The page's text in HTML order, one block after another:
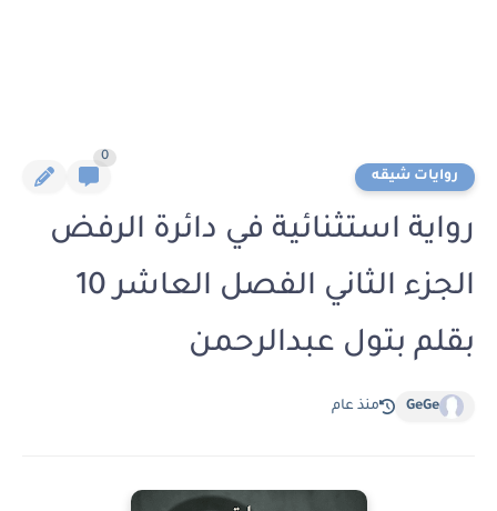
روايات شيقه
0
رواية استثنائية في دائرة الرفض
الجزء الثاني الفصل العاشر 10
بقلم بتول عبدالرحمن
GeGe منذ عام